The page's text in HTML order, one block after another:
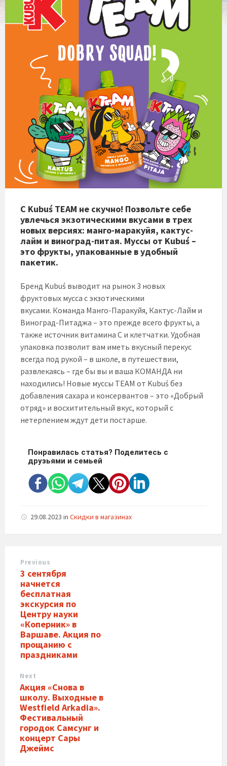
С Kubuś TEAM не скучно! Позвольте себе
увлечься экзотическими вкусами в трех
новых версиях: манго-маракуйя, кактус-
лайм и виноград-питая. Муссы от Kubuś –
это фрукты, упакованные в удобный
пакетик.
Бренд Kubuś выводит на рынок 3 новых
фруктовых мусса с экзотическими
вкусами. Команда Манго-Паракуйя, Кактус-Лайм и
Виноград-Питаджа – это прежде всего фрукты, а
также источник витамина С и клетчатки. Удобная
упаковка позволит вам иметь вкусный перекус
всегда под рукой – в школе, в путешествии,
развлекаясь – где бы вы и ваша КОМАНДА ни
находились! Новые муссы TEAM от Kubuś без
добавления сахара и консервантов – это «Добрый
отряд» и восхитительный вкус, который с
нетерпением ждут дети постарше.
Понравилась статья? Поделитесь с
друзьями и семьей
29.08.2023 in Скидки в магазинах
Previous
3 сентября
начнется
бесплатная
экскурсия по
Центру науки
«Коперник» в
Варшаве. Акция по
прощанию с
праздниками
Next
Акция «Снова в
школу. Выходные в
Westfield Arkadia».
Фестивальный
городок Самсунг и
концерт Сары
Джеймс